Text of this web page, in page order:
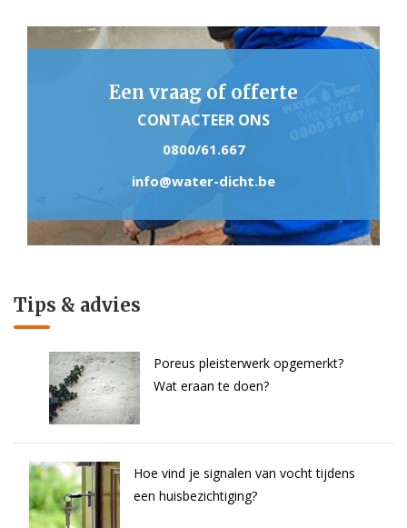
Een vraag of offerte
CONTACTEER ONS
0800/61.667
info@water-dicht.be
Tips & advies
Poreus pleisterwerk opgemerkt?
Wat eraan te doen?
Hoe vind je signalen van vocht tijdens
een huisbezichtiging?